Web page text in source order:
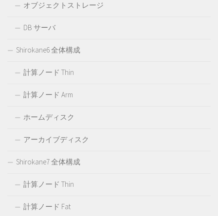
オブジェクトストレージ
DB サーバ
Shirokane6 全体構成
計算ノード Thin
計算ノード Arm
ホームディスク
アーカイブディスク
Shirokane7 全体構成
計算ノード Thin
計算ノード Fat